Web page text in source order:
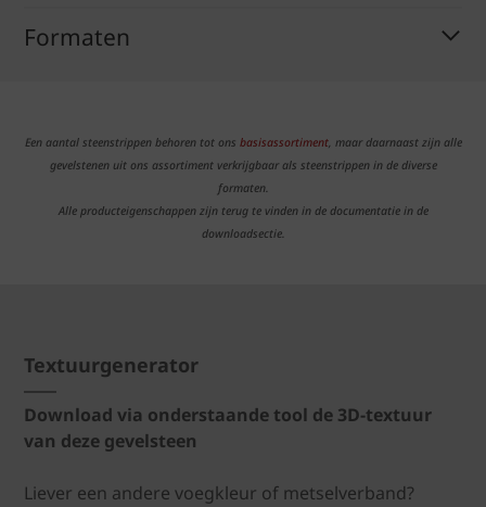
Formaten
Een aantal steenstrippen behoren tot ons basisassortiment, maar daarnaast zijn alle
gevelstenen uit ons assortiment verkrijgbaar als steenstrippen in de diverse
formaten.
Alle producteigenschappen zijn terug te vinden in de documentatie in de
downloadsectie.
Textuurgenerator
Download via onderstaande tool de 3D-textuur
van deze gevelsteen
Liever een andere voegkleur of metselverband?